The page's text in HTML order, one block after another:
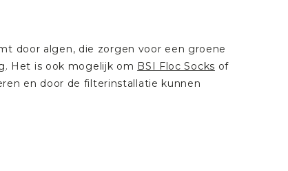
door algen, die zorgen voor een groene
. Het is ook mogelijk om BSI Floc Socks of
en door de filterinstallatie kunnen